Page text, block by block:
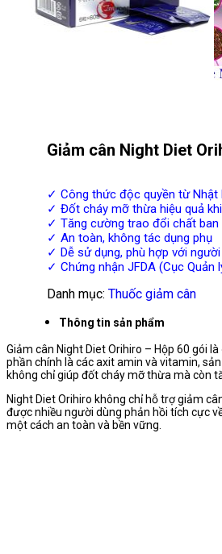
Giảm cân Night Diet
✓ Công thức độc quyền từ Nhật
✓ Đốt cháy mỡ thừa hiệu quả
✓ Tăng cường trao đổi chất ban
✓ An toàn, không tác dụng phụ
✓ Dễ sử dụng, phù hợp với
✓ Chứng nhận JFDA (Cục Quản
Danh mục: Thuốc giảm cân
Thông tin sản phẩm
Giảm cân Night Diet Orihiro – Hộp 60 gói
phần chính là các axit amin và vitamin,
không chỉ giúp đốt cháy mỡ thừa mà còn
Night Diet Orihiro không chỉ hỗ trợ giảm
được nhiều người dùng phản hồi tích cực
một cách an toàn và bền vững.